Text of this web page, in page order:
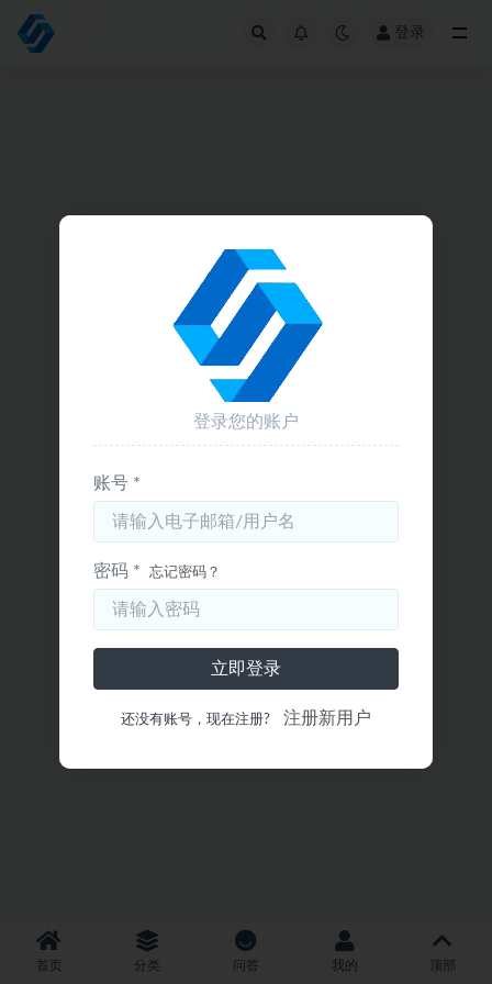
登录
首页 分类 问答 我的 顶部
登录您的账户
账号 *
密码 * 忘记密码？
立即登录
还没有账号，现在注册? 注册新用户